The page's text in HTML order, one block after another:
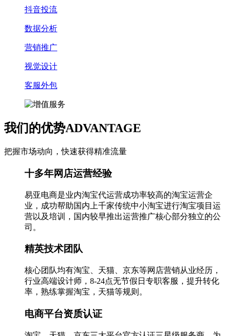
抖音投流
数据分析
营销推广
视觉设计
客服外包
我们的优势ADVANTAGE
把握市场动向，快速获得精准流量
十多年网店运营经验
易亚电商是业内淘宝代运营成功率较高的淘宝运营企
业，成功帮助国内上千家传统中小淘宝进行淘宝项目运
营以及培训，国内较早推出运营推广核心部分独立的公
司。
精英技术团队
核心团队均有淘宝、天猫、京东等网店营销从业经历，
行业高端设计师，8-24点无节假日专职客服，提升转化
率，熟练掌握淘宝，天猫等规则。
电商平台资质认证